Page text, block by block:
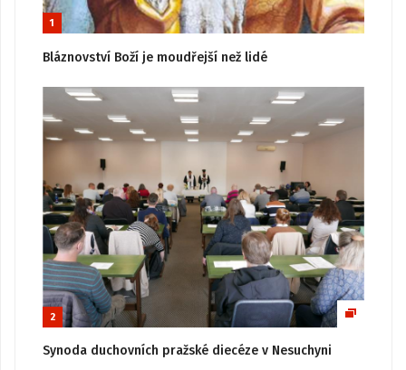
1
Bláznovství Boží je moudřejší než lidé
2
Synoda duchovních pražské diecéze v Nesuchyni